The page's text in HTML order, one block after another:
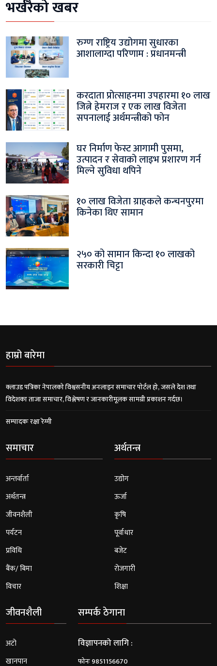
भर्खरैको खबर
रुग्ण राष्ट्रिय उद्योगमा सुधारका
आशालाग्दा परिणाम : प्रधानमन्त्री
करदाता प्रोत्साहनमा उपहारमा १० लाख
जित्ने हेमराज र एक लाख विजेता
सपनालाई अर्थमन्त्रीको फोन
घर निर्माण फेस्ट आगामी पुसमा,
उत्पादन र सेवाको लाइभ प्रशारण गर्न
मिल्ने सुविधा थपिने
१० लाख विजेता ग्राहकले कन्चनपुरमा
किनेका थिए सामान
२५० को सामान किन्दा १० लाखको
सरकारी चिट्टा
हाम्रो बारेमा
क्लाउड पत्रिका नेपालको विश्वसनीय अनलाइन समाचार पोर्टल हो, जसले देश तथा
विदेशका ताजा समाचार, विश्लेषण र जानकारीमूलक सामग्री प्रकाशन गर्दछ।
सम्पादकः रक्षा रेग्मी
समाचार
अन्तर्वार्ता
अर्थतन्त्र
जीवनशैली
पर्यटन
प्रविधि
बैंक/ बिमा
विचार
अर्थतन्त्र
उद्योग
ऊर्जा
कृषि
पूर्वाधार
बजेट
रोजगारी
शिक्षा
जीवनशैली
अटो
खानपान
सम्पर्क ठेगाना
विज्ञापनको लागि :
फोनः 9851156670